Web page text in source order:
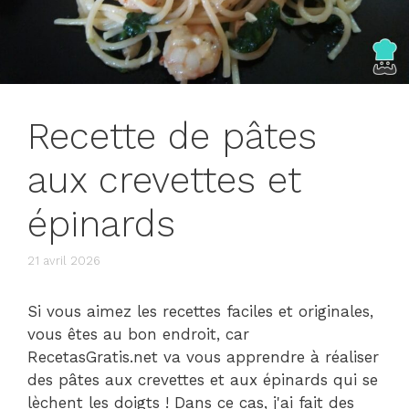
Recette de pâtes
aux crevettes et
épinards
21 avril 2026
Si vous aimez les recettes faciles et originales,
vous êtes au bon endroit, car
RecetasGratis.net va vous apprendre à réaliser
des pâtes aux crevettes et aux épinards qui se
lèchent les doigts ! Dans ce cas, j'ai fait des